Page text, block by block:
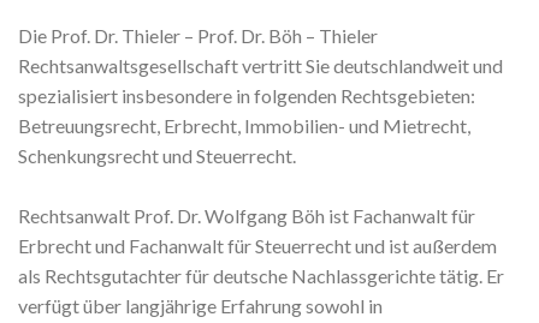
Die Prof. Dr. Thieler – Prof. Dr. Böh – Thieler
Rechtsanwaltsgesellschaft vertritt Sie deutschlandweit und
spezialisiert insbesondere in folgenden Rechtsgebieten:
Betreuungsrecht, Erbrecht, Immobilien- und Mietrecht,
Schenkungsrecht und Steuerrecht.
Rechtsanwalt Prof. Dr. Wolfgang Böh ist Fachanwalt für
Erbrecht und Fachanwalt für Steuerrecht und ist außerdem
als Rechtsgutachter für deutsche Nachlassgerichte tätig. Er
verfügt über langjährige Erfahrung sowohl in